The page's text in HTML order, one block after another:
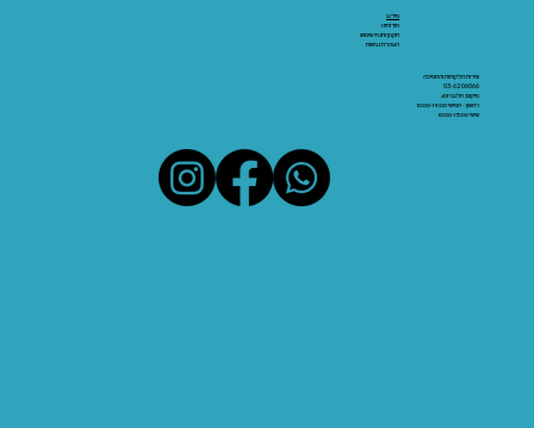
שירות הלקוחות והתמיכה
03-6206066
מיקום: אלנבי 43
ראשון - חמישי 10:00-19:00
שישי 10:00-15:00
מידע:
אודותינו
תקנון ותנאי שימוש
הצהרת נגישות